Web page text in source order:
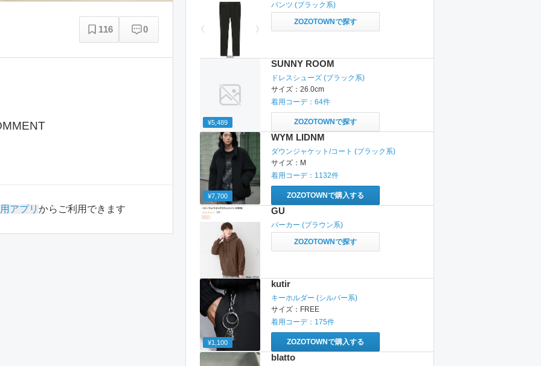
116 0
アプリ からご利用できます
パンツ (ブラック系)
ZOZOTOWNで探す
¥5,489
SUNNY ROOM
ドレスシューズ (ブラック系)
サイズ： 26.0cm
着用コーデ： 64件
ZOZOTOWNで探す
¥7,700
WYM LIDNM
ダウンジャケット/コート (ブラック系)
サイズ： M
着用コーデ： 1132件
ZOZOTOWNで購入する
GU
パーカー (ブラウン系)
ZOZOTOWNで探す
¥1,100
kutir
キーホルダー (シルバー系)
サイズ： FREE
着用コーデ： 175件
ZOZOTOWNで購入する
blatto